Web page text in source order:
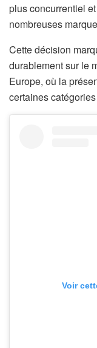
plus concurrentiel
nombreuses
Cette décision
durablement sur le
Europe, où la
certaines
Voir